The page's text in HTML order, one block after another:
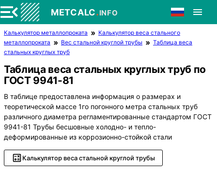
METCALC.INFO
Калькулятор металлопроката
Калькулятор веса стального
металлопроката
Вес стальной круглой трубы
Таблица веса
стальных круглых труб
Таблица веса стальных круглых труб по
ГОСТ 9941-81
В таблице предоставлена информация о размерах и
теоретической массе 1го погонного метра стальных труб
различного диаметра регламентированные стандартом ГОСТ
9941-81 Трубы бесшовные холодно- и тепло-
деформированные из коррозионно-стойкой стали
Калькулятор веса стальной круглой трубы